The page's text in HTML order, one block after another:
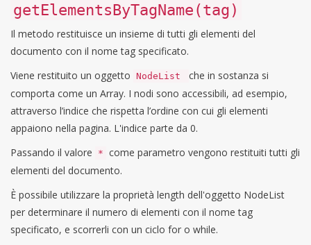
getElementsByTagName(tag)
Il metodo restituisce un insieme di tutti gli elementi del
documento con il nome tag specificato.
Viene restituito un oggetto NodeList
che in sostanza si
comporta come un Array. I nodi sono accessibili, ad esempio,
attraverso l’indice che rispetta l’ordine con cui gli elementi
appaiono nella pagina. L'indice parte da 0.
Passando il valore
* come parametro vengono restituiti tutti gli
elementi del documento.
È possibile utilizzare la proprietà length dell'oggetto NodeList
per determinare il numero di elementi con il nome tag
specificato, e scorrerli con un ciclo for o while.